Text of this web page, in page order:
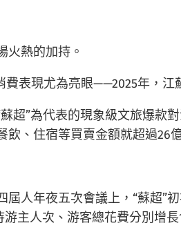
火熱的加持。
費表現尤為亮眼——2025年，
超”為代表的現象級文旅爆款
、住宿等買賣金額就超過26
屆人年夜五次會議上，“蘇超”
主人次、游客總花費分別增長